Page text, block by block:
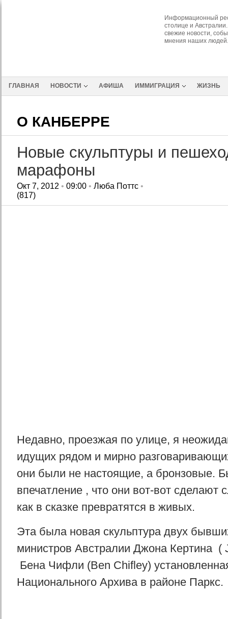
Информационный
столице и
свежие новости,
мнения наших людей.
ГЛАВНАЯ НОВОСТИ АФИША ИММИГРАЦИЯ ЖИЗНЬ
О КАНБЕРРЕ
Новые скульптуры и
марафоны
Окт 7, 2012 • 09:00• Люба Поттс •
(817)
Недавно, проезжая по улице, я
идущих рядом и мирно
они были не настоящие, а бронзовые.
впечатление , что они вот-вот
как в сказке превратятся в живых.
Эта была новая скульптура двух
министров Австралии Джона Кертинa (
Бена Чифли (Ben Chifley)
Национального Архива в районе Паркс.